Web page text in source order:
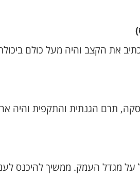
את הקצב והיה מעל כולם
תרם הגנתית והתקפית והיה
על מגדל העמק. ממשיך להיכנס